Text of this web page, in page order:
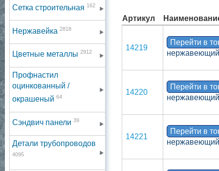
Сетка строительная 162
Нержавейка 2818
Цветные металлы 2912
Профнастил
оцинкованный /
окрашеный 64
Сэндвич панели 39
Детали трубопроводов
4095
Артикул
14219
Перейти в
14220
Перейти в
14221
Перейти в